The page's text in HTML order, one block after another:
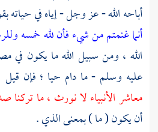
أباحه الله - عز وجل - إياه في حياته
أنما غنمتم من شيء فأن لله خمسه
الله ، ومن سبيل الله ما يكون في
عليه وسلم - ما دام حيا ؛ فإن
معاشر الأنبياء لا نورث ، ما تركنا
أن يكون ( ما ) بمعنى الذي .